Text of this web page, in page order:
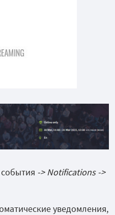
-> Notifications ->
уведомления,